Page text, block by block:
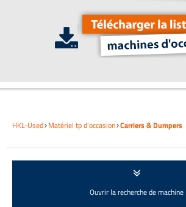
HKL-Used Matériel tp d'occasion Carriers & Dumpers
Ouvrir la recherche de machine